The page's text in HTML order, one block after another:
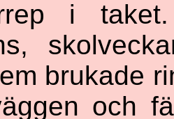
i
brukade
och